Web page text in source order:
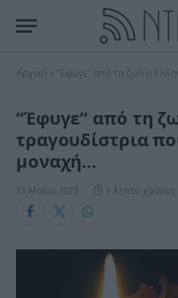
Αρχική “Έφυγε” από τη ζωή η
“Έφυγε” από τη
τραγουδίστρια
μοναχή…
13 Μαΐου 2023 1 λεπτό